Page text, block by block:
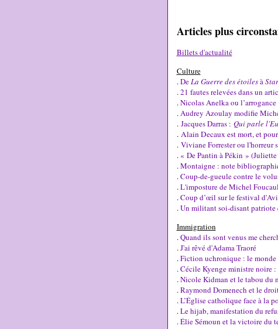
Articles plus
Billets d'actualité
Culture
.DeLa Guerre des étoilesà
.21 fautes relevées dans un
.Nicolas Anelka ou
.Audrey Azoulay modifie
. Jacques Darras : Qui parle
. Alain Decaux est mort, et
. Viviane Forrester ou l'horreur
. « De Pantin à Pékin »
.Montaigne : note
.Coup-de-gueule contre le
.L'imposture de Michel
.Coup d’œil sur le festival
.Un militant soi-disant patriote
Immigration
.Quand ils sont venus me
.J'ai rêvé d'Adama Traoré
.Fiction uchronique : le monde
.Cécile Kyenge ministre noire
.Nicole Kidman et le tabou du
.Raymond Domenech et le
.L’Église catholique face à la
.Le hijab, manifestation du
.Élie Sémoun et la victoire du